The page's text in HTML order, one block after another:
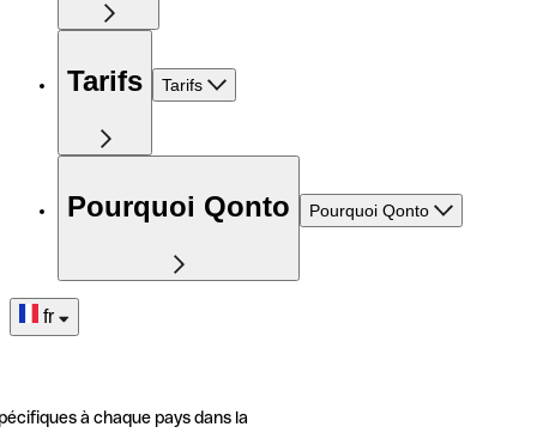
Tarifs Tarifs
Pourquoi Qonto Pourquoi Qonto
fr
à chaque pays dans la